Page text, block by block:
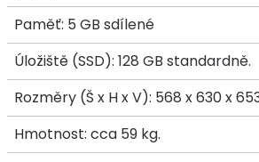
Paměť: 5 GB sdílené
Úložiště (SSD): 128 GB standardně.
Rozměry (Š x H x V): 568 x 630 x
Hmotnost: cca 59 kg.